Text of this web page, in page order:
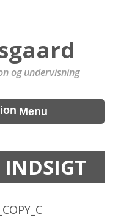
og undervisning
Menu